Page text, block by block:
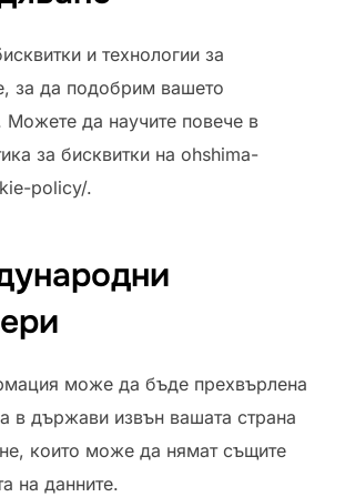
и технологии за
за да подобрим вашето
Можете да научите повече в
за бисквитки на ohshima-
policy/.
може да бъде прехвърлена
в държави извън вашата страна
които може да нямат същите
на данните.